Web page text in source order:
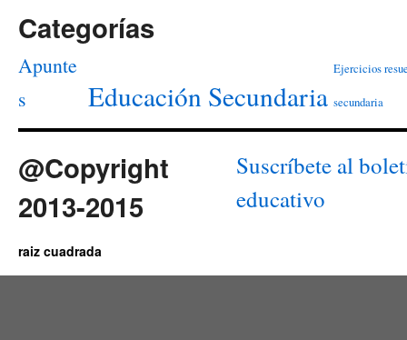
Categorías
Apunte
s
Educación Secundaria
Ejercicios
secundaria
@Copyright
2013-2015
Suscríbete al
educativo
raiz cuadrada